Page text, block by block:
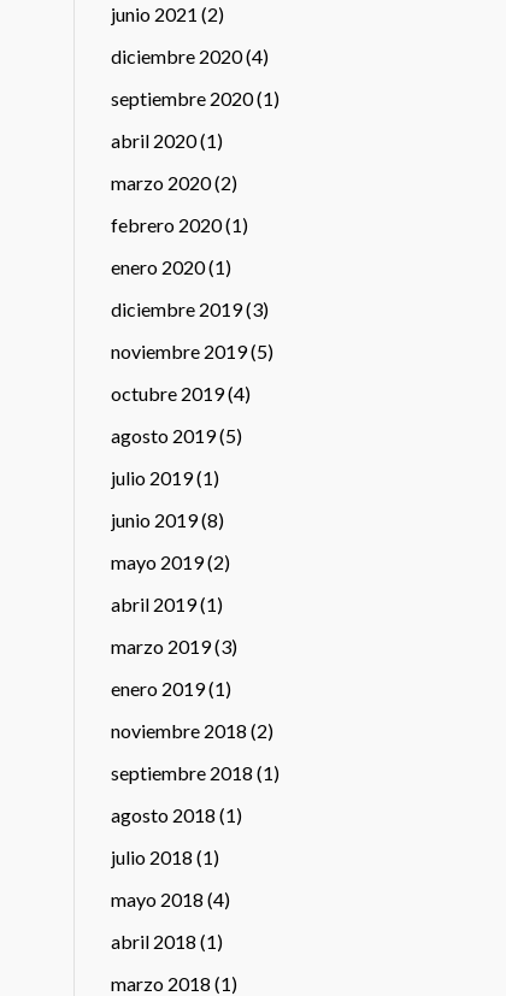
junio 2021 (2)
diciembre 2020(4)
septiembre 2020(1)
abril 2020(1)
marzo 2020(2)
febrero 2020(1)
enero 2020(1)
diciembre 2019(3)
noviembre 2019(5)
octubre 2019(4)
agosto 2019(5)
julio 2019(1)
junio 2019(8)
mayo 2019(2)
abril 2019(1)
marzo 2019(3)
enero 2019(1)
noviembre 2018 (2)
septiembre 2018 (1)
agosto 2018 (1)
julio 2018 (1)
mayo 2018 (4)
abril 2018 (1)
marzo 2018 (1)